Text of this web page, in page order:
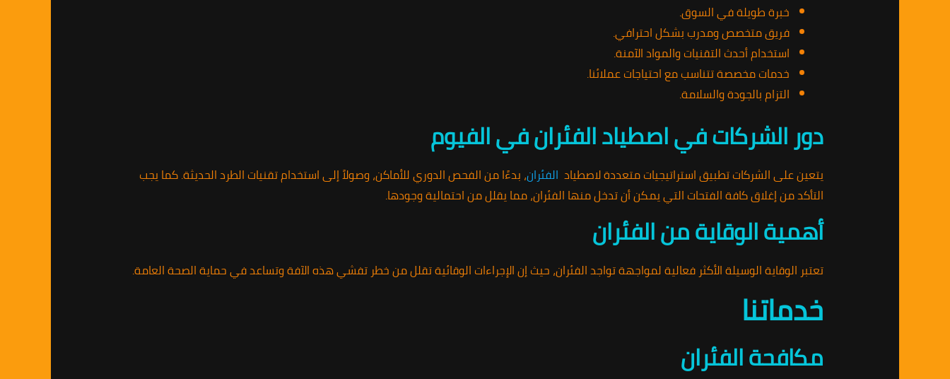
خبرة طويلة في السوق.
فريق متخصص ومدرب بشكل احترافي.
استخدام أحدث التقنيات والمواد الآمنة.
خدمات مخصصة تتناسب مع احتياجات عملائنا.
التزام بالجودة والسلامة.
دور الشركات في اصطياد الفئران في الفيوم
يتعين على الشركات تطبيق استراتيجيات متعددة لاصطياد الفئران، بدءًا من الفحص الدوري للأماكن، وصولاً إلى استخدام تقنيات الطرد الحديثة. كما يجب
التأكد من إغلاق كافة الفتحات التي يمكن أن تدخل منها الفئران، مما يقلل من احتمالية وجودها.
أهمية الوقاية من الفئران
تعتبر الوقاية الوسيلة الأكثر فعالية لمواجهة تواجد الفئران، حيث إن الإجراءات الوقائية تقلل من خطر تفشي هذه الآفة وتساعد في حماية الصحة العامة.
خدماتنا
مكافحة الفئران